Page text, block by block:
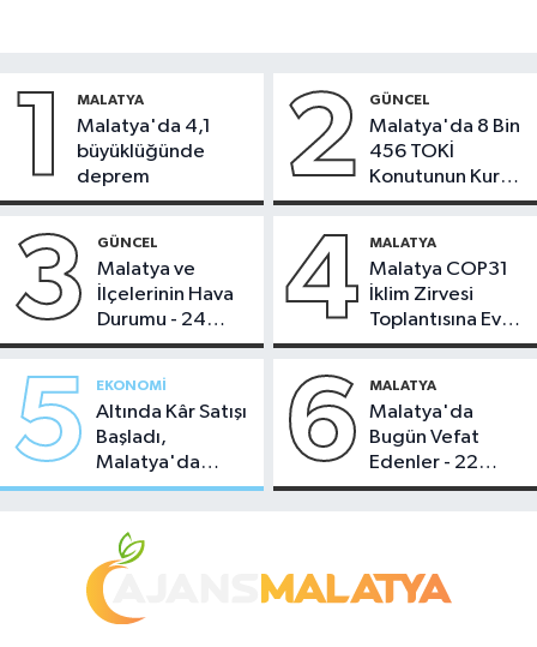
1 MALATYA
Malatya'da 4,1
büyüklüğünde
deprem
2 GÜNCEL
Malatya'da 8 Bin
456 TOKİ
Konutunun Kurası
Bugün Çekiliyor
3 GÜNCEL
Malatya ve
İlçelerinin Hava
Durumu - 24
Temmuz 2026
4 MALATYA
Malatya COP31
İklim Zirvesi
Toplantısına Ev
Sahipliği Yaptı
5 EKONOMI
Altında Kâr Satışı
Başladı,
Malatya'da
Makas Ne
6 MALATYA
Malatya'da
Bugün Vefat
Edenler - 22
Temmuz 2026